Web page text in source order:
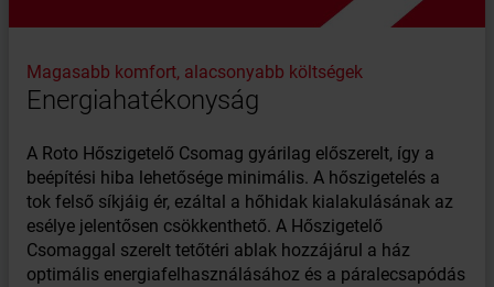
Magasabb komfort, alacsonyabb költségek
Energiahatékonyság
A Roto Hőszigetelő Csomag gyárilag előszerelt, így a
beépítési hiba lehetősége minimális. A hőszigetelés a
tok felső síkjáig ér, ezáltal a hőhidak kialakulásának az
esélye jelentősen csökkenthető. A Hőszigetelő
Csomaggal szerelt tetőtéri ablak hozzájárul a ház
optimális energiafelhasználásához és a páralecsapódás